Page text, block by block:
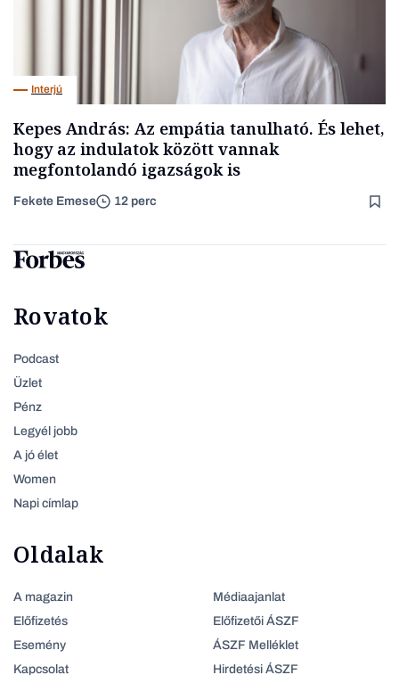
Interjú
Kepes András: Az empátia tanulható. És lehet,
hogy az indulatok között vannak
megfontolandó igazságok is
Fekete Emese 12 perc
Rovatok
Podcast
Üzlet
Pénz
Legyél jobb
A jó élet
Women
Napi címlap
Oldalak
A magazin
Előfizetés
Esemény
Kapcsolat
Médiaajanlat
Előfizetői ÁSZF
ÁSZF Melléklet
Hirdetési ÁSZF